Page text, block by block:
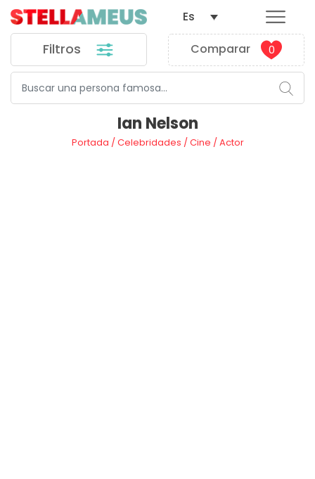
Filtros Comparar 0
Es
Ian Nelson
Portada /Celebridades /Cine /Actor